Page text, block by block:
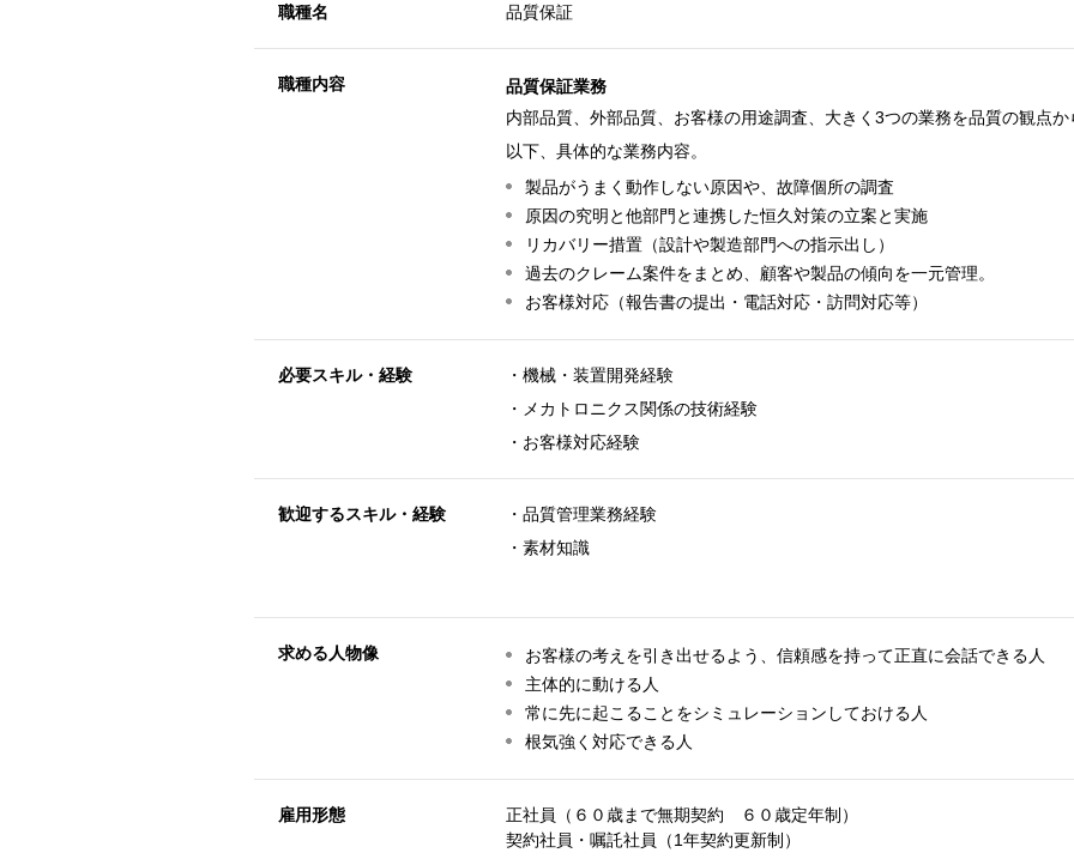
職種名 品質保証
職種内容
品質保証業務
内部品質、外部品質、お客様の用途調査、大きく3つの業務を品質の観点
以下、具体的な業務内容。
製品がうまく動作しない原因や、故障個所の調査
原因の究明と他部門と連携した恒久対策の立案と実施
リカバリー措置（設計や製造部門への指示出し）
過去のクレーム案件をまとめ、顧客や製品の傾向を一元管理。
お客様対応（報告書の提出・電話対応・訪問対応等）
必要スキル・経験
・機械・装置開発経験
・メカトロニクス関係の技術経験
・お客様対応経験
歓迎するスキル・経験
・品質管理業務経験
・素材知識
求める人物像
お客様の考えを引き出せるよう、信頼感を持って正直に会話できる人
主体的に動ける人
常に先に起こることをシミュレーションしておける人
根気強く対応できる人
雇用形態
正社員（６０歳まで無期契約 ６０歳定年制）
契約社員・嘱託社員（1年契約更新制）